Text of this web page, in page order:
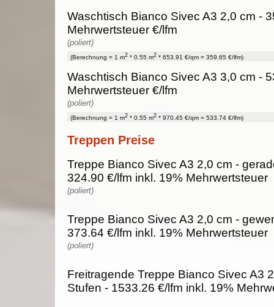
Waschtisch Bianco Sivec A3 2,0 cm -
Mehrwertsteuer €/lfm
(poliert)
(Berechnung = 1 m2 * 0.55 m2 * 653.91 €/qm = 359.65 €/lfm)
Waschtisch Bianco Sivec A3 3,0 cm -
Mehrwertsteuer €/lfm
(poliert)
(Berechnung = 1 m2 * 0.55 m2 * 970.45 €/qm = 533.74 €/lfm)
Treppen Preise
Treppe Bianco Sivec A3 2,0 cm -
324.90 €/lfm inkl. 19% Mehrwertsteuer
(poliert)
Treppe Bianco Sivec A3 2,0 cm -
373.64 €/lfm inkl. 19% Mehrwertsteuer
(poliert)
Freitragende Treppe Bianco Sivec A3
Stufen - 1533.26 €/lfm inkl. 19%